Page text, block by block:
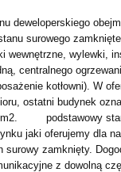
deweloperskiego
surowego
wewnętrzne, wylewki,
centralnego
kotłowni). W
ostatni budynek
podstawowy
jaki oferujemy dla
surowy zamknięty.
z dowolną